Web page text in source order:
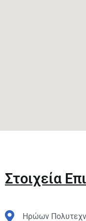
Στοιχεία
Ηρώων